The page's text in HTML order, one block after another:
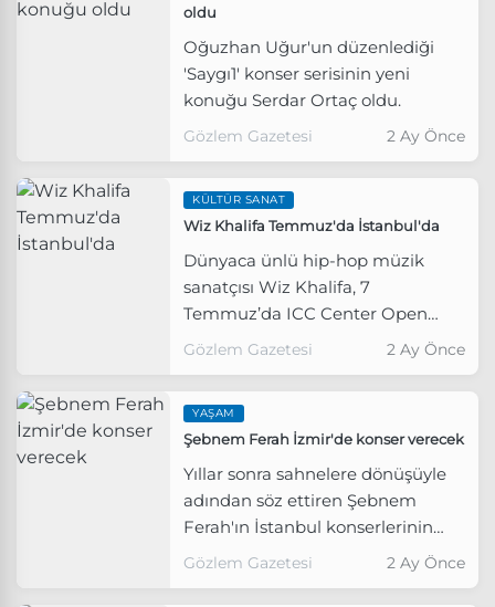
oldu
Oğuzhan Uğur'un düzenlediği
'Saygı1' konser serisinin yeni
konuğu Serdar Ortaç oldu.
Gözlem Gazetesi 2 Ay Önce
KÜLTÜR SANAT
Wiz Khalifa Temmuz'da İstanbul'da
Dünyaca ünlü hip-hop müzik
sanatçısı Wiz Khalifa, 7
Temmuz’da ICC Center Open
Air'da sahne alacak.
Gözlem Gazetesi 2 Ay Önce
YAŞAM
Şebnem Ferah İzmir'de konser verecek
Yıllar sonra sahnelere dönüşüyle
adından söz ettiren Şebnem
Ferah'ın İstanbul konserlerinin
biletleri dakikalar içinde tükendi.
Gözlem Gazetesi 2 Ay Önce